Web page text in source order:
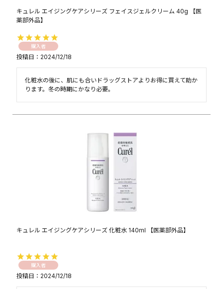
キュレル エイジングケアシリーズ フェイスジェルクリーム 40g 【医
薬部外品】
購入者
投稿日 2024/12/18
化粧水の後に、肌にも合いドラッグストアよりお得に買えて助か
ります。冬の時期にかなり必要。
キュレル エイジングケアシリーズ 化粧水 140ml 【医薬部外品】
購入者
投稿日 2024/12/18